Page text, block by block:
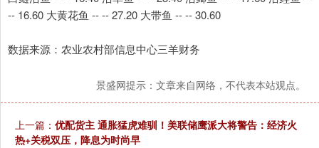
-- 16.60 大黄花鱼 -- -- 27.20 大带鱼 -- -- 30.60
数据来源：农业农村部信息中心三羊财务
景盛网提示：文章来自网络，不代表本站观点。
上一篇： 优配货主 通胀猛虎难驯！美联储鹰派大将警告：经济火
热+关税双压，降息为时尚早